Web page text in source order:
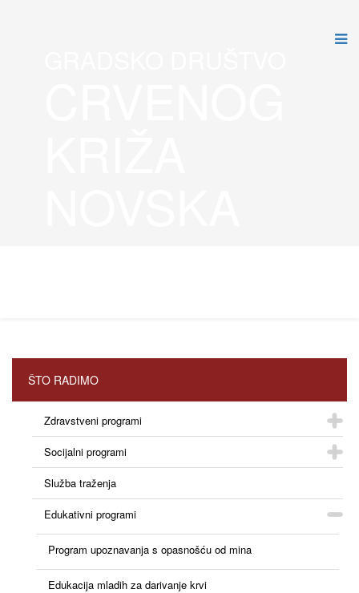
ŠTO RADIMO
Zdravstveni programi
Socijalni programi
Služba traženja
Edukativni programi
Program upoznavanja s opasnošću od mina
Edukacija mladih za darivanje krvi